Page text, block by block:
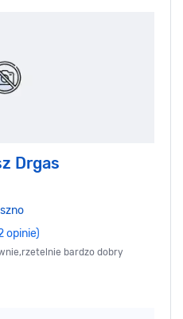
Drgas
opinie)
bardzo dobry